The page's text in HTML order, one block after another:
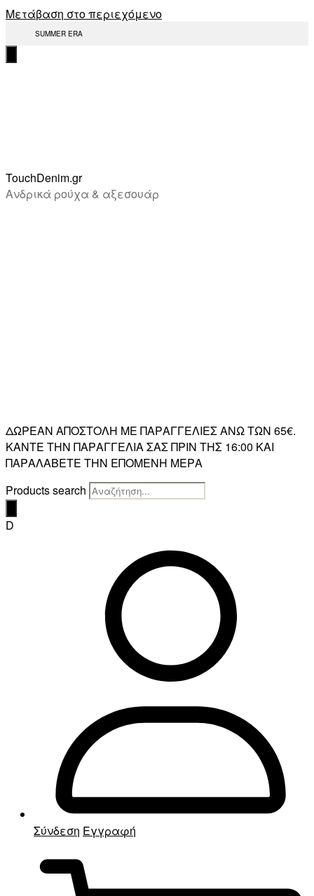
Μετάβαση στο περιεχόμενο
SUMMER ERA
TouchDenim.gr
Ανδρικά ρούχα & αξεσουάρ
ΔΩΡΕΑΝ ΑΠΟΣΤΟΛΗ ΜΕ ΠΑΡΑΓΓΕΛΙΕΣ ΑΝΩ ΤΩΝ 65€.
ΚΑΝΤΕ ΤΗΝ ΠΑΡΑΓΓΕΛΙΑ ΣΑΣ ΠΡΙΝ ΤΗΣ 16:00 ΚΑΙ
ΠΑΡΑΛΑΒΕΤΕ ΤΗΝ ΕΠΟΜΕΝΗ ΜΕΡΑ
Products search
D
Σύνδεση Εγγραφή